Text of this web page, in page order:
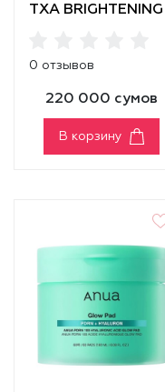
TXA BRIGHTENING
0 отзывов
220 000 сумов
В корзину